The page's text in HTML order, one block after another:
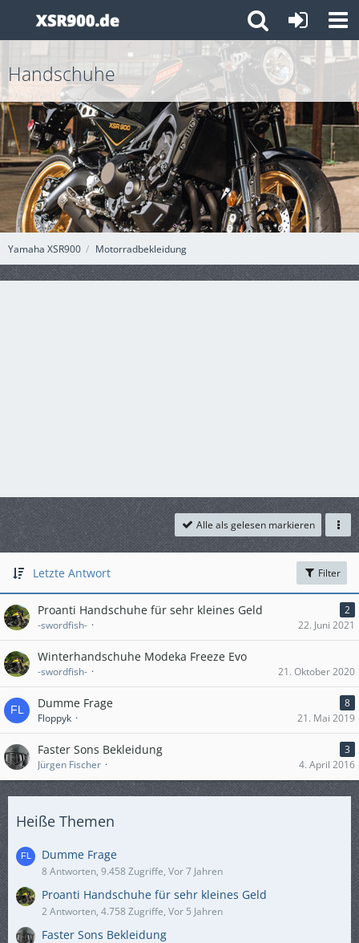
Yamaha XSR900 Motorradbekleidung
Handschuhe
Alle als gelesen markieren
Letzte Antwort Filter
Proanti Handschuhe für sehr kleines Geld
2
-swordfish-
22. Juni 2021
Winterhandschuhe Modeka Freeze Evo
-swordfish- 21. Oktober 2020
Dumme Frage
8
Floppyk
21. Mai 2019
Faster Sons Bekleidung
3
Jürgen Fischer
4. April 2016
Heiße Themen
Dumme Frage
8 Antworten, 9.458 Zugriffe, Vor 7 Jahren
Proanti Handschuhe für sehr kleines Geld
2 Antworten, 4.758 Zugriffe, Vor 5 Jahren
Faster Sons Bekleidung